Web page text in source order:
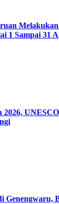
1 Sampai 31
2026,
Genengwaru,